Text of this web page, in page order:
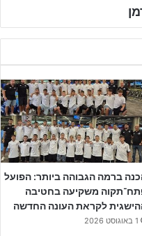
הראשונה החלה
התקפה מתפרצת באגף של
גת, מסר לאריאל לוגסי
אשר דווקא במחצית ראשונה
מכבי פתח תקווה ליתרון
ג'וניורליג)
פתח תקווה הייתה טובה
ברמה הגבוהה ביותר: הפועל
משקיעה בחטיבה
לקראת העונה החדשה
1 באוגוסט 2026